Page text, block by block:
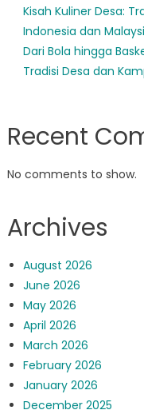
Kisah Kuliner Desa:
Indonesia dan
Dari Bola hingga
Tradisi Desa dan
Recent
No comments to show.
Archives
August 2026
June 2026
May 2026
April 2026
March 2026
February 2026
January 2026
December 2025